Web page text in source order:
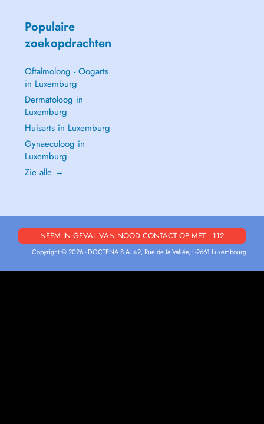
Populaire
zoekopdrachten
Oftalmoloog - Oogarts
in Luxemburg
Dermatoloog in
Luxemburg
Huisarts in Luxemburg
Gynaecoloog in
Luxemburg
Zie alle →
NEEM IN GEVAL VAN NOOD CONTACT OP MET : 112
Copyright © 2026 - DOCTENA S.A. 42, Rue de la Vallée, L-2661 Luxembourg